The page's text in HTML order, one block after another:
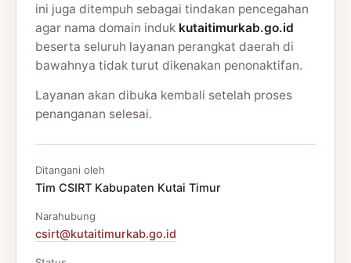
ini juga ditempuh sebagai tindakan pencegahan
agar nama domain induk kutaitimurkab.go.id
beserta seluruh layanan perangkat daerah di
bawahnya tidak turut dikenakan penonaktifan.
Layanan akan dibuka kembali setelah proses
penanganan selesai.
Ditangani oleh
Tim CSIRT Kabupaten Kutai Timur
Narahubung
csirt@kutaitimurkab.go.id